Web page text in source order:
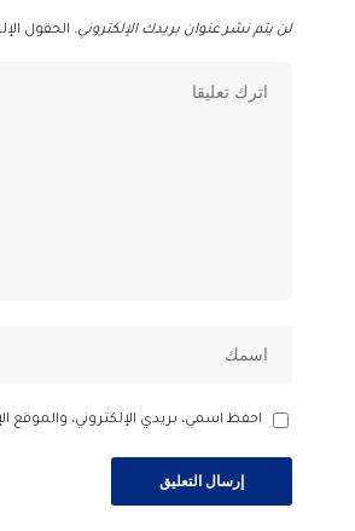
لن يتم نشر عنوان بريدك الإلكتروني. الحقول
احفظ اسمي، بريدي الإلكتروني، والموقع